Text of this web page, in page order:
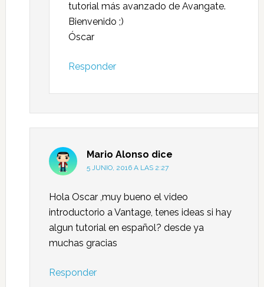
tutorial más avanzado de Avangate.
Bienvenido ;)
Óscar
Responder
Mario Alonso dice
5 JUNIO, 2016 A LAS 2:27
Hola Oscar ,muy bueno el video
introductorio a Vantage, tenes ideas si hay
algun tutorial en español? desde ya
muchas gracias
Responder